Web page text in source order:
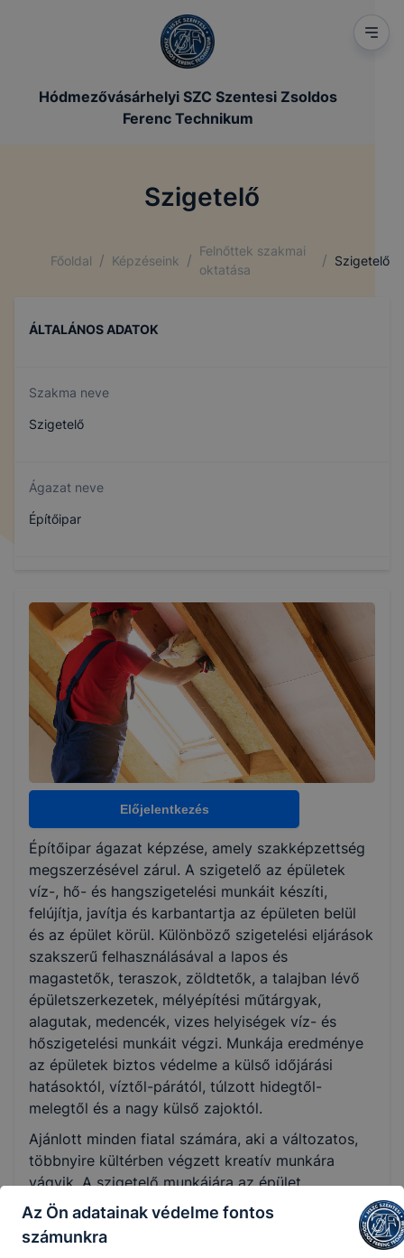
Hódmezővásárhelyi SZC Szentesi Zsoldos
Ferenc Technikum
Szigetelő
Főoldal / Képzéseink /
Felnőttek szakmai
oktatása
/ Szigetelő
ÁLTALÁNOS ADATOK
Szakma neve
Szigetelő
Ágazat neve
Építőipar
407320613
Képzés időtartama
1 év
Választható szakmairányok:
Nem válaszható
KKK/PTT
KKK letöltése (pdf)
PTT letöltése (pdf)
Okleveles technikusképzés
Nem
Előjelentkezés
Építőipar ágazat képzése, amely szakképzettség
megszerzésével zárul. A szigetelő az épületek
víz-, hő- és hangszigetelési munkáit készíti,
felújítja, javítja és karbantartja az épületen belül
és az épület körül. Különböző szigetelési eljárások
szakszerű felhasználásával a lapos és
magastetők, teraszok, zöldtetők, a talajban lévő
épületszerkezetek, mélyépítési műtárgyak,
alagutak, medencék, vizes helyiségek víz- és
hőszigetelési munkáit végzi. Munkája eredménye
az épületek biztos védelme a külső időjárási
hatásoktól, víztől-párától, túlzott hidegtől-
melegtől és a nagy külső zajoktól.
Ajánlott minden fiatal számára, aki a változatos,
többnyire kültérben végzett kreatív munkára
vágyik. A szigetelő munkájára az épület
valamennyi részében szükség van, megélhetése jó
szakemberként garantált.
Az Ön adatainak védelme fontos
számunkra